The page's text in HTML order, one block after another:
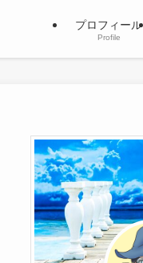
プロフィール
Profile